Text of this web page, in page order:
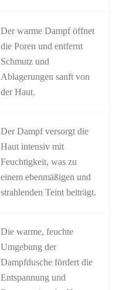
Der warme Dampf öffnet
die Poren und entfernt
Schmutz und
Ablagerungen sanft von
der Haut.
Der Dampf versorgt die
Haut intensiv mit
Feuchtigkeit, was zu
einem ebenmäßigen und
strahlenden Teint beiträgt.
Die warme, feuchte
Umgebung der
Dampfdusche fördert die
Entspannung und